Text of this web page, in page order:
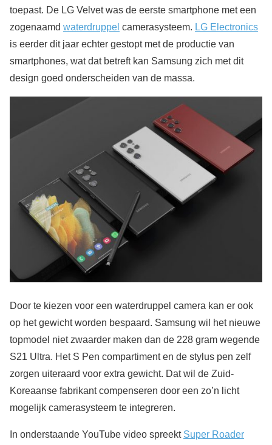
toepast. De LG Velvet was de eerste smartphone met een
zogenaamd waterdruppel camerasysteem. LG Electronics
is eerder dit jaar echter gestopt met de productie van
smartphones, wat dat betreft kan Samsung zich met dit
design goed onderscheiden van de massa.
Door te kiezen voor een waterdruppel camera kan er ook
op het gewicht worden bespaard. Samsung wil het nieuwe
topmodel niet zwaarder maken dan de 228 gram wegende
S21 Ultra. Het S Pen compartiment en de stylus pen zelf
zorgen uiteraard voor extra gewicht. Dat wil de Zuid-
Koreaanse fabrikant compenseren door een zo’n licht
mogelijk camerasysteem te integreren.
In onderstaande YouTube video spreekt Super Roader